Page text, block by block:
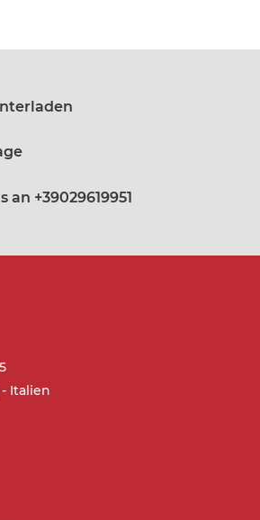
an +39029619951
- Italien